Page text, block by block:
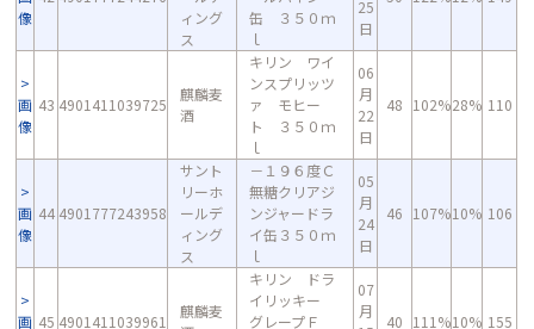
像
ィング
ス
缶 ３５０ｍ
ｌ
25
日
画
像
43 4901411039725
麒麟麦
酒
キリン ワイ
ンスプリッツ
ァ モヒー
ト ３５０ｍ
ｌ
06
月
22
日
48 102%28% 110
画
像
44 4901777243958
サント
リーホ
ールデ
ィング
ス
－１９６度Ｃ
無糖クリアジ
ンジャードラ
イ缶３５０ｍ
ｌ
05
月
24
日
46 107%10% 106
画 45 4901411039961
麒麟麦
キリン ドラ
イリッキー
グレープＦ
07
月
40 111%10% 155